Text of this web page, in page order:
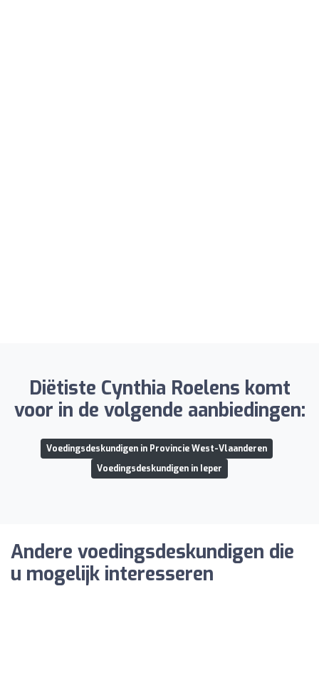
Diëtiste Cynthia Roelens komt
voor in de volgende aanbiedingen:
Voedingsdeskundigen in Provincie West-Vlaanderen
Voedingsdeskundigen in Ieper
Andere voedingsdeskundigen die
u mogelijk interesseren